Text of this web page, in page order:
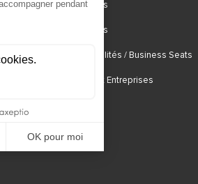
Espaces
Services
Hospitalités / Business Seats
Contact Entreprises